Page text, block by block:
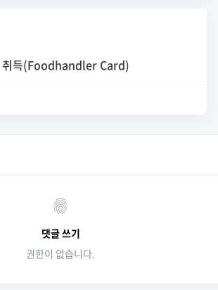
취득(Foodhandler Card)
댓글 쓰기
권한이 없습니다.